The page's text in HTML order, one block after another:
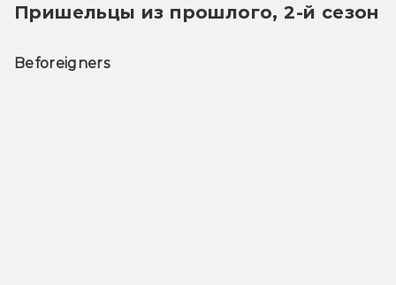
Пришельцы из прошлого, 2-й сезон
Beforeigners